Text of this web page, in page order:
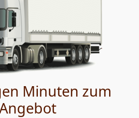
Minuten zum